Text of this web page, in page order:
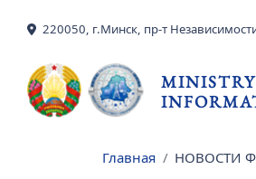
220050, г.Минск, пр-т
Главная НОВОСТИ